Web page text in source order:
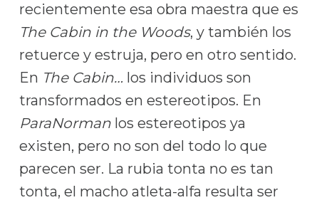
recientemente esa obra maestra que es
The Cabin in the Woods, y también los
retuerce y estruja, pero en otro sentido.
En The Cabin… los individuos son
transformados en estereotipos. En
ParaNormanlos estereotipos ya
existen, pero no son del todo lo que
parecen ser. La rubia tonta no es tan
tonta, el macho atleta-alfa resulta ser